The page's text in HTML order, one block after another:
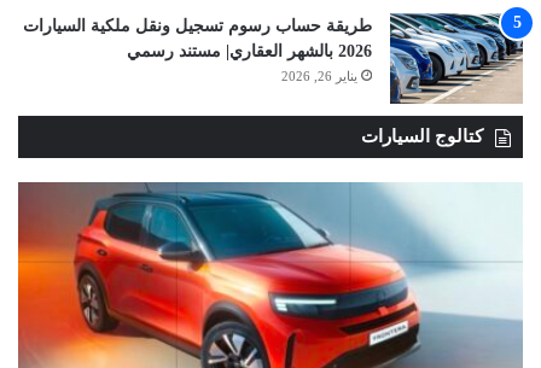
طريقة حساب رسوم تسجيل ونقل ملكية السيارات
2026 بالشهر العقاري| مستند رسمي
يناير 26, 2026
كتالوج السيارات